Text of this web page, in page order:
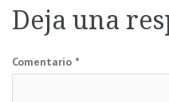
entradas
Deja una
Comentario *